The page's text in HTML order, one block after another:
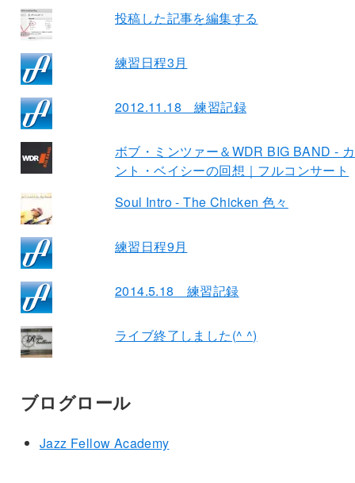
投稿した記事を編集する
練習日程3月
2012.11.18 練習記録
ボブ・ミンツァー＆WDR BIG BAND -
ント・ベイシーの回想｜フルコンサート
Soul Intro - The Chicken 色々
練習日程9月
2014.5.18 練習記録
ライブ終了しました(^ ^)
ブログロール
Jazz Fellow Academy